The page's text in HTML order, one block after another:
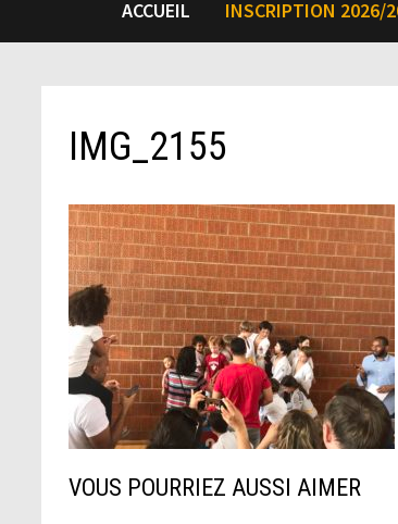
ACCUEIL INSCRIPTION 2026/
IMG_2155
VOUS POURRIEZ AUSSI AIMER